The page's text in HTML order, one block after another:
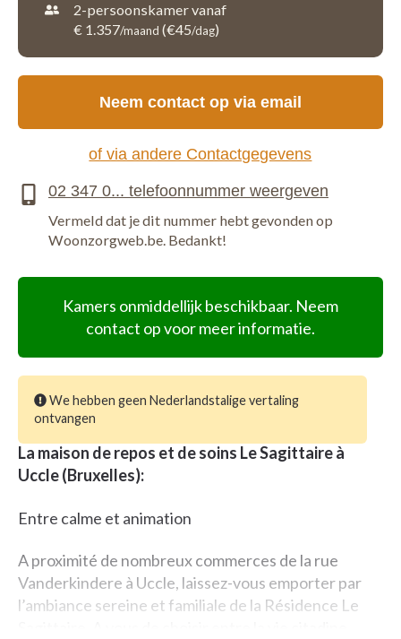
2-persoonskamer vanaf
€ 1.357/maand (€45/dag)
Kamers onmiddellijk beschikbaar. Neem
contact op voor meer informatie.
We hebben geen Nederlandstalige vertaling
ontvangen
La maison de repos et de soins Le Sagittaire à
Uccle (Bruxelles):
Entre calme et animation
A proximité de nombreux commerces de la rue
Vanderkindere à Uccle, laissez-vous emporter par
l’ambiance sereine et familiale de la Résidence Le
Neem contact op via email
of via andere Contactgegevens
Vermeld dat je dit nummer hebt gevonden op
Woonzorgweb.be. Bedankt!